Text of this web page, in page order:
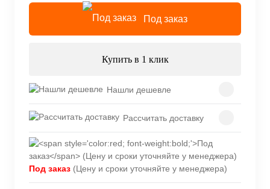
Под заказ
Купить в 1 клик
Нашли дешевле
Рассчитать доставку
Под заказ (Цену и сроки уточняйте у менеджера)